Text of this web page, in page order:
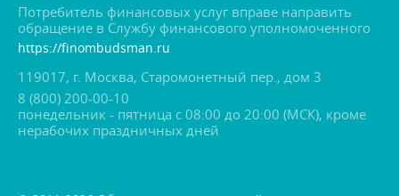
Потребитель финансовых услуг вправе направить
обращение в Службу финансового уполномоченного
https://finombudsman.ru
119017, г. Москва, Старомонетный пер., дом 3
8 (800) 200-00-10
понедельник - пятница с 08:00 до 20:00 (МСК), кроме
нерабочих праздничных дней